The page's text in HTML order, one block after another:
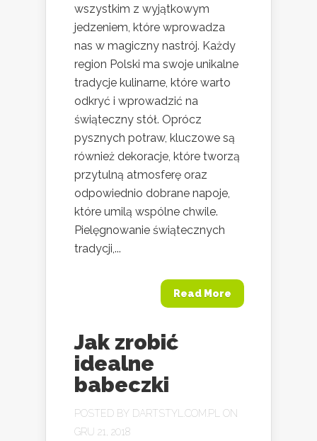
wszystkim z wyjątkowym
jedzeniem, które wprowadza
nas w magiczny nastrój. Każdy
region Polski ma swoje unikalne
tradycje kulinarne, które warto
odkryć i wprowadzić na
świąteczny stół. Oprócz
pysznych potraw, kluczowe są
również dekoracje, które tworzą
przytulną atmosferę oraz
odpowiednio dobrane napoje,
które umilą wspólne chwile.
Pielęgnowanie świątecznych
tradycji,...
Read More
Jak zrobić
idealne
babeczki
POSTED BY DARTSTYL.COM.PL
ON
GRU 21, 2018